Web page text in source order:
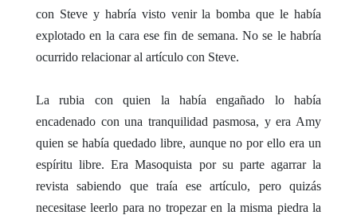
con Steve y habría visto venir la bomba que le había
explotado en la cara ese fin de semana. No se le habría
ocurrido relacionar al artículo con Steve.
La rubia con quien la había engañado lo había
encadenado con una tranquilidad pasmosa, y era Amy
quien se había quedado libre, aunque no por ello era un
espíritu libre. Era Masoquista por su parte agarrar la
revista sabiendo que traía ese artículo, pero quizás
necesitase leerlo para no tropezar en la misma piedra la